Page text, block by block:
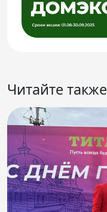
Читайте также